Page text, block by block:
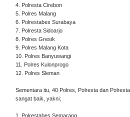
4. Polresta Cirebon
5. Polres Malang
6. Polrestabes Surabaya
7. Polresta Sidoarjo
8. Polres Gresik
9. Polres Malang Kota
10. Polres Banyuwangi
11. Polres Kulonprogo
12. Polres Sleman
Sementara itu, 40 Polres, Polresta dan
sangat baik, yakni;
1. Polrestabes Semarang